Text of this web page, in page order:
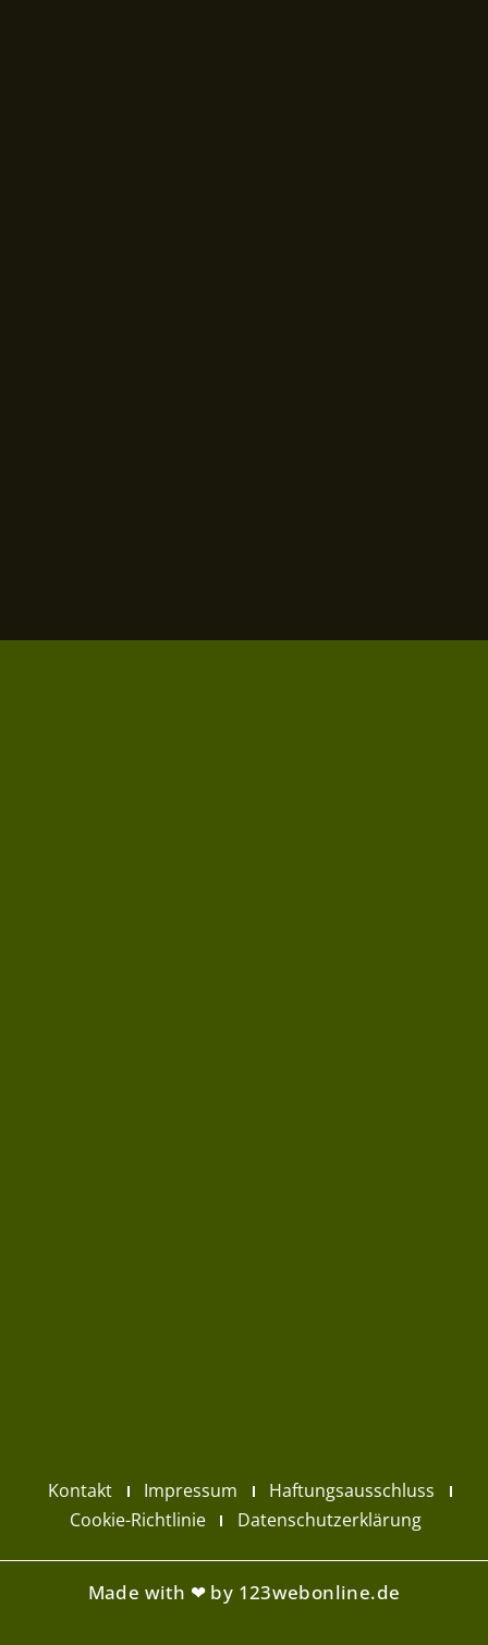
Kontakt Impressum
Haftungsausschluss
Cookie-Richtlinie
Datenschutzerklärung
Made with ❤ by 123webonline.de